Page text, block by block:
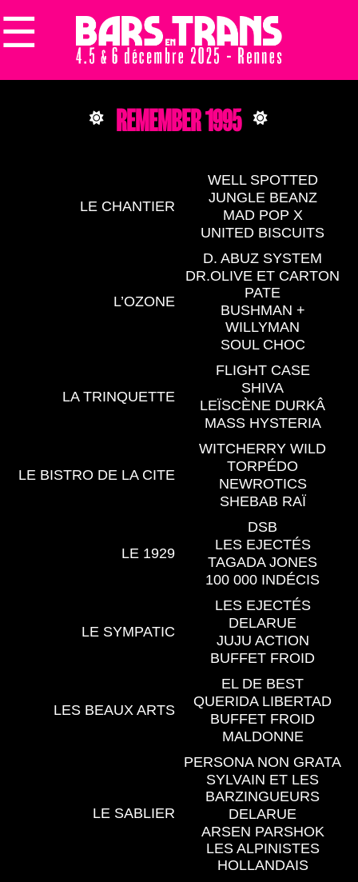
☰
REMEMBER 1995
LE CHANTIER
WELL SPOTTED
JUNGLE BEANZ
MAD POP X
UNITED BISCUITS
L’OZONE
D. ABUZ SYSTEM
DR.OLIVE ET CARTON
PATE
BUSHMAN +
WILLYMAN
SOUL CHOC
LA TRINQUETTE
FLIGHT CASE
SHIVA
LEÏSCÈNE DURKÂ
MASS HYSTERIA
LE BISTRO DE LA CITE
WITCHERRY WILD
TORPÉDO
NEWROTICS
SHEBAB RAÏ
LE 1929
DSB
LES EJECTÉS
TAGADA JONES
100 000 INDÉCIS
LE SYMPATIC
LES EJECTÉS
DELARUE
JUJU ACTION
BUFFET FROID
LES BEAUX ARTS
EL DE BEST
QUERIDA LIBERTAD
BUFFET FROID
MALDONNE
LE SABLIER
PERSONA NON GRATA
SYLVAIN ET LES
BARZINGUEURS
DELARUE
ARSEN PARSHOK
LES ALPINISTES
HOLLANDAIS